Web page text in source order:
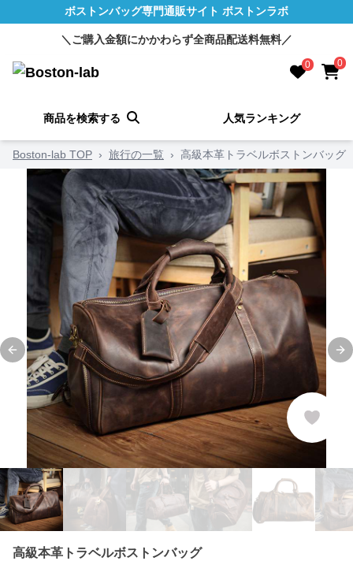
ボストンバッグ専門通販サイト ボストンラボ
＼ご購入金額にかかわらず全商品配送料無料／
0 0
商品を検索する 人気ランキング
Boston-lab TOP › 旅行の一覧 › 高級本革トラベルボストンバッグ
Previous slide
高級本革トラベルボストンバッグ